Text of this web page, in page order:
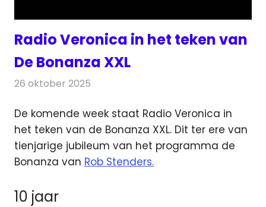
Radio Veronica in het teken van
De Bonanza XXL
26 oktober 2025
De komende week staat Radio Veronica in
het teken van de Bonanza XXL. Dit ter ere van
tienjarige jubileum van het programma de
Bonanza van Rob Stenders.
10 jaar